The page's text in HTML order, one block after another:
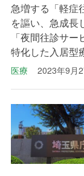
急増する「軽
を謳い、急成長
「夜間往診サ
特化した入居型
医療 2023年9月